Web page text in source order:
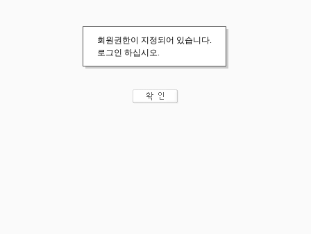
회원권한이 지정되어 있습니다.
로그인 하십시오.